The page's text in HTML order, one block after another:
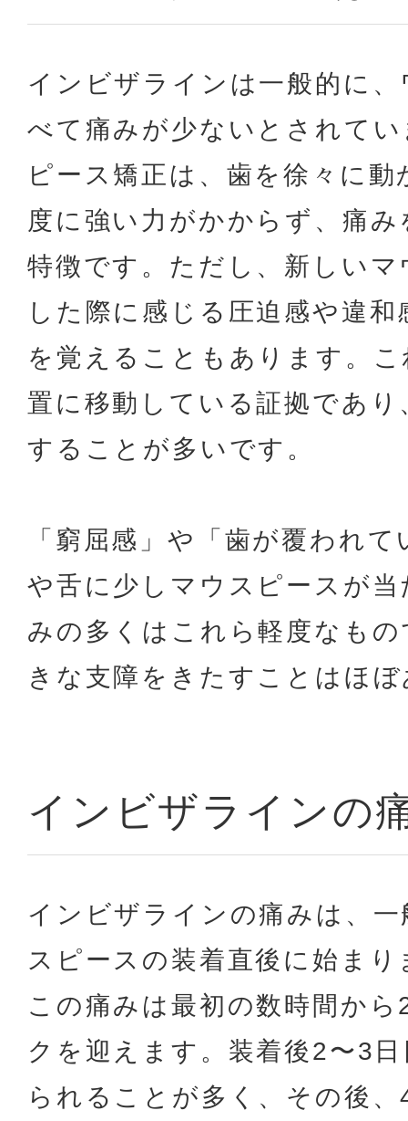
インビザラインは一般的に
べて痛みが少ないとされて
ピース矯正は、歯を徐々に
度に強い力がかからず、痛
特徴です。ただし、新しい
した際に感じる圧迫感や違
を覚えることもあります。
置に移動している証拠であ
することが多いです。
「窮屈感」や「歯が覆われ
や舌に少しマウスピースが
みの多くはこれら軽度なも
きな支障をきたすことはほ
インビザラインの
インビザラインの痛みは、
スピースの装着直後に始ま
この痛みは最初の数時間か
クを迎えます。装着後2〜3
られることが多く、その後